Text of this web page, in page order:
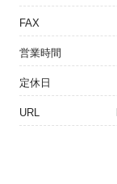
FAX
営業時間
定休日
URL